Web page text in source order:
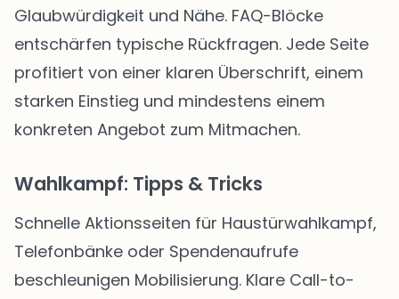
Glaubwürdigkeit und Nähe. FAQ-Blöcke
entschärfen typische Rückfragen. Jede Seite
profitiert von einer klaren Überschrift, einem
starken Einstieg und mindestens einem
konkreten Angebot zum Mitmachen.
Wahlkampf: Tipps & Tricks
Schnelle Aktionsseiten für Haustürwahlkampf,
Telefonbänke oder Spendenaufrufe
beschleunigen Mobilisierung. Klare Call-to-